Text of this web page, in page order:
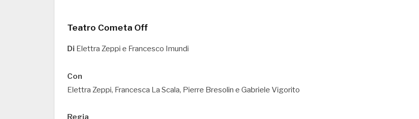
Teatro Cometa Off
Di Elettra Zeppi e Francesco Imundi
Con
Elettra Zeppi, Francesca La Scala, Pierre Bresolin e Gabriele Vigorito
Regia